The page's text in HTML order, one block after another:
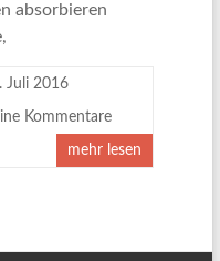
absorbieren
Juli 2016
Kommentare
mehr lesen